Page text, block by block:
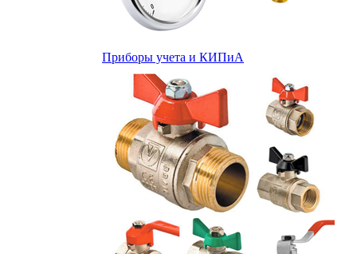
Приборы учета и КИПиА